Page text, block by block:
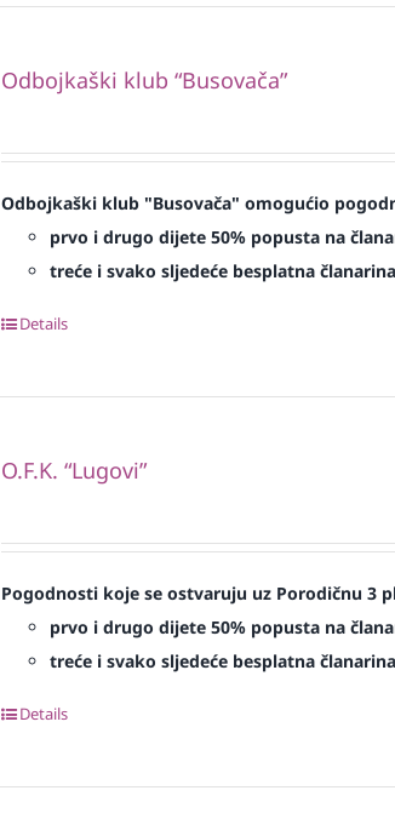
Odbojkaški klub “Busovača”
Odbojkaški klub "Busovača" omogućio
prvo i drugo dijete 50% popusta na
treće i svako sljedeće besplatna
Details
O.F.K. “Lugovi”
Pogodnosti koje se ostvaruju uz Porodičnu 3
prvo i drugo dijete 50% popusta na
treće i svako sljedeće besplatna članarina
Details